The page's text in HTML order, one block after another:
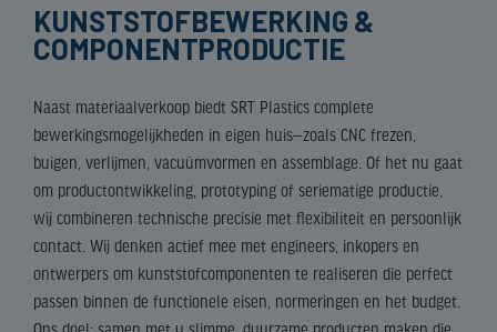
KUNSTSTOFBEWERKING &
COMPONENTPRODUCTIE
Naast materiaalverkoop biedt SRT Plastics complete
bewerkingsmogelijkheden in eigen huis—zoals CNC frezen,
buigen, verlijmen, vacuümvormen en assemblage. Of het nu gaat
om productontwikkeling, prototyping of seriematige productie,
wij combineren technische precisie met flexibiliteit en persoonlijk
contact. Wij denken actief mee met engineers, inkopers en
ontwerpers om kunststofcomponenten te realiseren die perfect
passen binnen de functionele eisen, normeringen en het budget.